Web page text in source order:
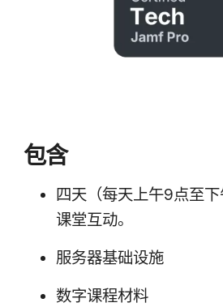
包含
四​天​（每​天​上午9点至​
课堂​互动。
服务器​基础​设施
数​字​课程​材料